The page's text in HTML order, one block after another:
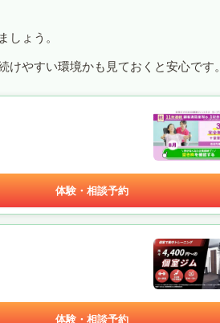
ょう。
やすい環境かも見ておくと安心です。
体験・相談予約
体験・相談予約